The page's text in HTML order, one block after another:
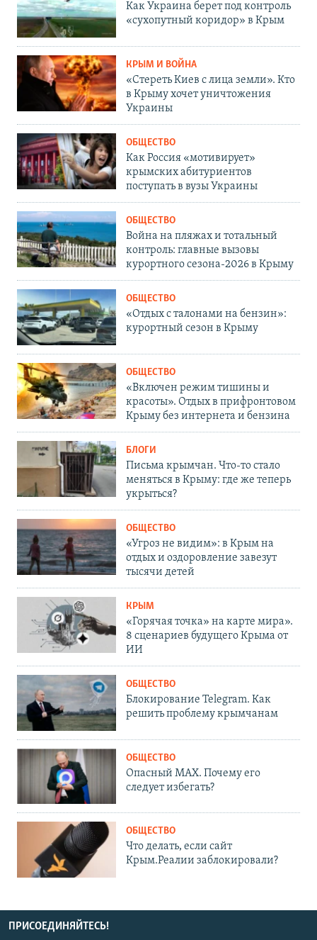
Как Украина берет под контроль
«сухопутный коридор» в Крым
КРЫМ И ВОЙНА
«Стереть Киев с лица земли». Кто
в Крыму хочет уничтожения
Украины
ОБЩЕСТВО
Как Россия «мотивирует»
крымских абитуриентов
поступать в вузы Украины
ОБЩЕСТВО
Война на пляжах и тотальный
контроль: главные вызовы
курортного сезона-2026 в Крыму
ОБЩЕСТВО
«Отдых с талонами на бензин»:
курортный сезон в Крыму
ОБЩЕСТВО
«Включен режим тишины и
красоты». Отдых в прифронтовом
Крыму без интернета и бензина
БЛОГИ
Письма крымчан. Что-то стало
меняться в Крыму: где же теперь
укрыться?
ОБЩЕСТВО
«Угроз не видим»: в Крым на
отдых и оздоровление завезут
тысячи детей
КРЫМ
«Горячая точка» на карте мира».
8 сценариев будущего Крыма от
ИИ
ОБЩЕСТВО
Блокирование Telegram. Как
решить проблему крымчанам
ОБЩЕСТВО
Опасный MAX. Почему его
следует избегать?
ОБЩЕСТВО
Что делать, если сайт
Крым.Реалии заблокировали?
ПРИСОЕДИНЯЙТЕСЬ!